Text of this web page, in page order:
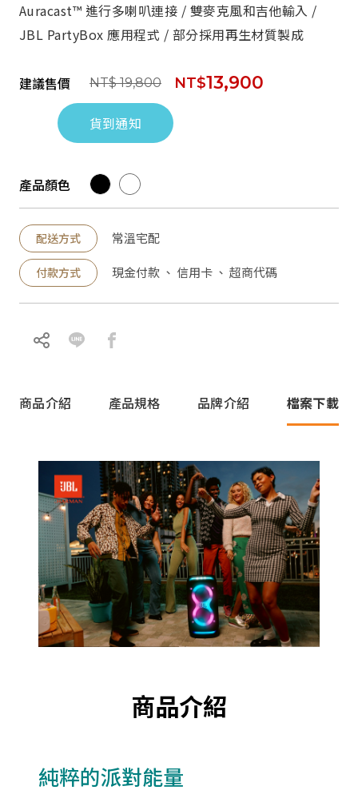
Auracast™ 進行多喇叭連接 / 雙麥克風和吉他輸入 /
JBL PartyBox 應用程式 / 部分採用再生材質製成
建議售價 NT$ 19,800 NT$13,900
貨到通知
產品顏色
配送方式 常溫宅配
付款方式 現金付款 、 信用卡 、 超商代碼
商品介紹 產品規格 品牌介紹 檔案下載
商品介紹
純粹的派對能量